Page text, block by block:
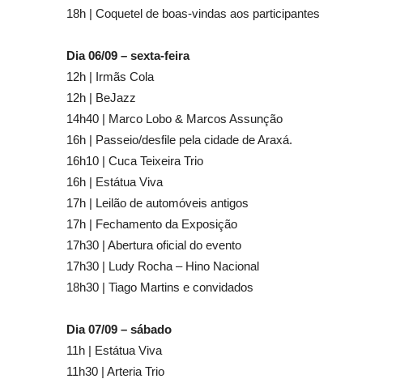
18h | Coquetel de boas-vindas aos participantes
Dia 06/09 – sexta-feira
12h | Irmãs Cola
12h | BeJazz
14h40 | Marco Lobo & Marcos Assunção
16h | Passeio/desfile pela cidade de Araxá.
16h10 | Cuca Teixeira Trio
16h | Estátua Viva
17h | Leilão de automóveis antigos
17h | Fechamento da Exposição
17h30 | Abertura oficial do evento
17h30 | Ludy Rocha – Hino Nacional
18h30 | Tiago Martins e convidados
Dia 07/09 – sábado
11h | Estátua Viva
11h30 | Arteria Trio